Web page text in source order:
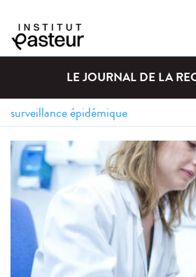
LE JOURNAL DE LA